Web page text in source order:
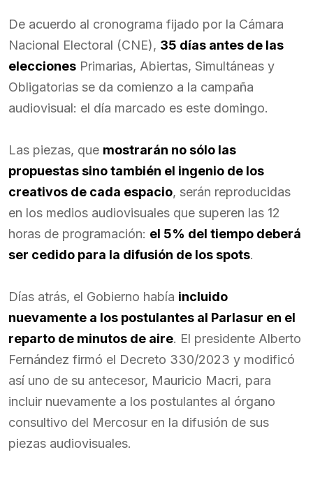
De acuerdo al cronograma fijado por la Cámara
Nacional Electoral (CNE), 35 días antes de las
elecciones Primarias, Abiertas, Simultáneas y
Obligatorias se da comienzo a la campaña
audiovisual: el día marcado es este domingo.
Las piezas, que mostrarán no sólo las
propuestas sino también el ingenio de los
creativos de cada espacio, serán reproducidas
en los medios audiovisuales que superen las 12
horas de programación: el 5% del tiempo deberá
ser cedido para la difusión de los spots.
Días atrás, el Gobierno había incluido
nuevamente a los postulantes al Parlasur en el
reparto de minutos de aire. El presidente Alberto
Fernández firmó el Decreto 330/2023 y modificó
así uno de su antecesor, Mauricio Macri, para
incluir nuevamente a los postulantes al órgano
consultivo del Mercosur en la difusión de sus
piezas audiovisuales.